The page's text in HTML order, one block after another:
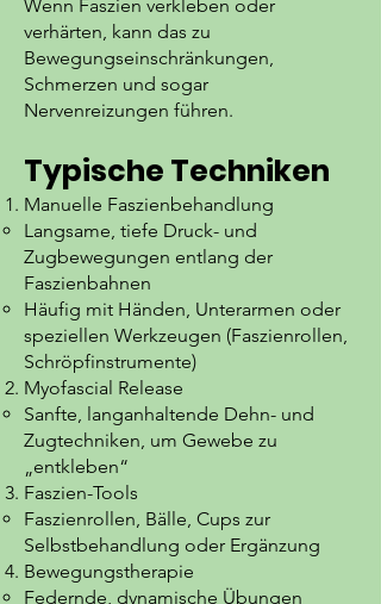
Wenn Faszien verkleben oder
verhärten, kann das zu
Bewegungseinschränkungen,
Schmerzen und sogar
Nervenreizungen führen.
Typische Techniken
Manuelle Faszienbehandlung
Langsame, tiefe Druck- und
Zugbewegungen entlang der
Faszienbahnen
Häufig mit Händen, Unterarmen oder
speziellen Werkzeugen (Faszienrollen,
Schröpfinstrumente)
Myofascial Release
Sanfte, langanhaltende Dehn- und
Zugtechniken, um Gewebe zu
„entkleben“
Faszien-Tools
Faszienrollen, Bälle, Cups zur
Selbstbehandlung oder Ergänzung
Bewegungstherapie
Federnde, dynamische Übungen